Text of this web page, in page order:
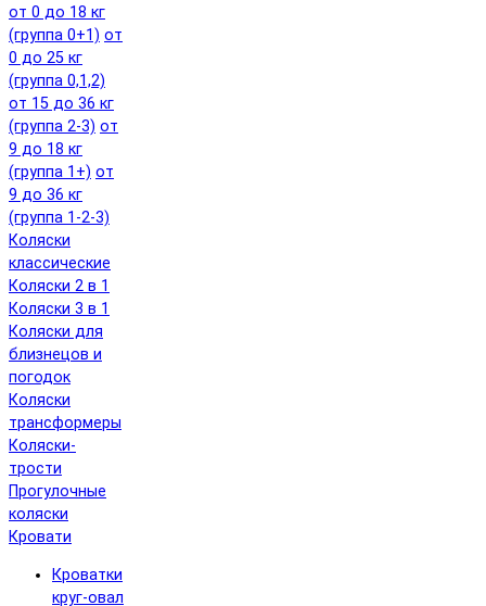
от 0 до 18 кг
(группа 0+1) от
0 до 25 кг
(группа 0,1,2)
от 15 до 36 кг
(группа 2-3) от
9 до 18 кг
(группа 1+) от
9 до 36 кг
(группа 1-2-3)
Коляски
классические
Коляски 2 в 1
Коляски 3 в 1
Коляски для
близнецов и
погодок
Коляски
трансформеры
Коляски-
трости
Прогулочные
коляски
Кровати
Кроватки
круг-овал